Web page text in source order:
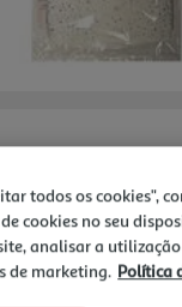
todos os cookies",
cookies no seu
analisar a
de marketing. Política